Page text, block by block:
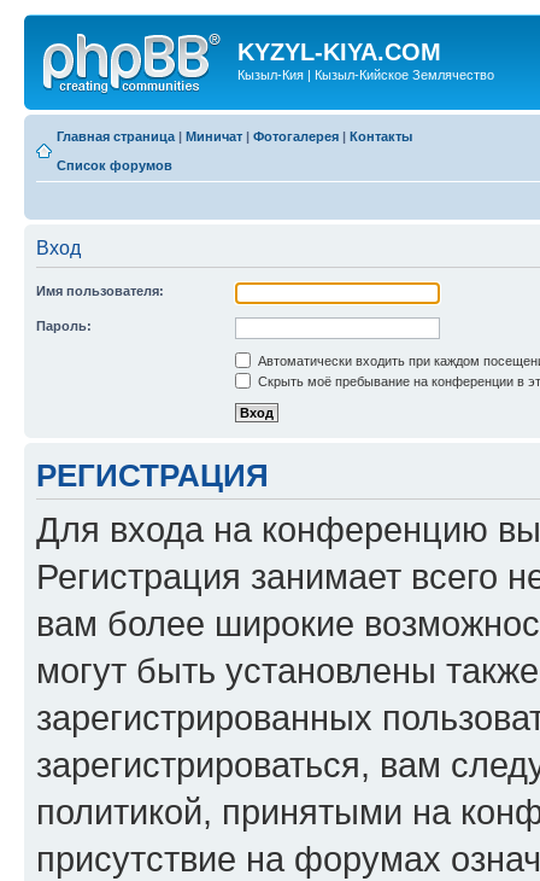
KYZYL-KIYA.COM
Кызыл-Кия | Кызыл-Кийское Землячество
Главная страница | Миничат | Фотогалерея | Контакты
Список форумов
Вход
Имя пользователя:
Пароль:
Автоматически входить при каждом
Скрыть моё пребывание на конференции в
РЕГИСТРАЦИЯ
Для входа на конференцию
Регистрация занимает всего
вам более широкие
могут быть установлены
зарегистрированных
зарегистрироваться, вам
политикой, принятыми на
присутствие на форумах